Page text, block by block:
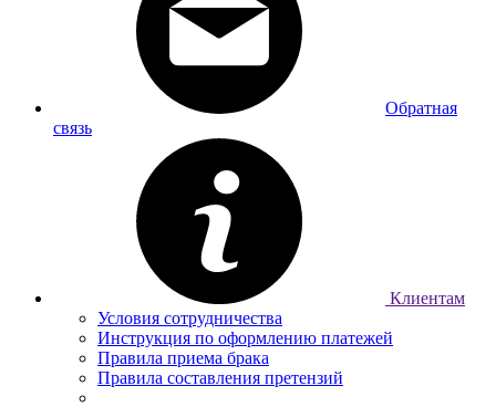
Обратная
связь
Клиентам
Условия сотрудничества
Инструкция по оформлению платежей
Правила приема брака
Правила составления претензий